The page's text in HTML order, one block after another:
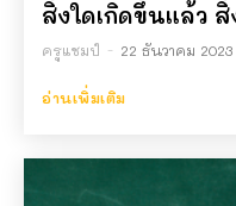
สิ่งใดเกิดขึ้นแล้ว
ครูแชมป์ - 22 ธันวาคม 2023
อ่านเพิ่มเติม